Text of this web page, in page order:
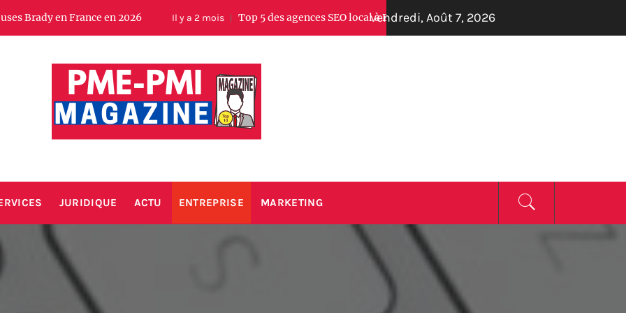
France en 2026 Il y a 2 mois Top 5 des agences SEO local à Biarritz en 2026 : Découvrez Guilhem Arregle et ses
vendredi, Août 7, 2026
Votre magazine business entreprise
JURIDIQUE ACTU ENTREPRISE MARKETING